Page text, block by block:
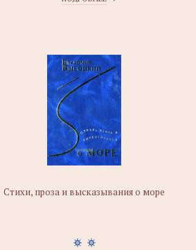
Стихи, проза и высказывания о море